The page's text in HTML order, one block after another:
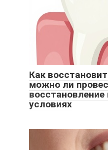
Как
можно ли
условиях